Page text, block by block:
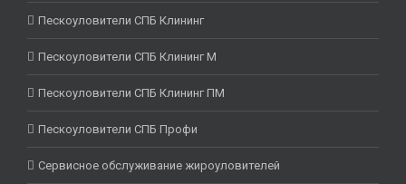
Пескоуловители СПБ Клининг
Пескоуловители СПБ Клининг М
Пескоуловители СПБ Клининг ПМ
Пескоуловители СПБ Профи
Сервисное обслуживание жироуловителей